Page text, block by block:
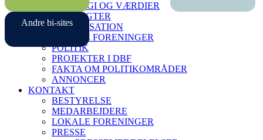
Andre bi-sites
STRATEGI OG VÆRDIER
VEDTÆGTER
ORGANISATION
LOKALE FORENINGER
POLITIK
PROJEKTER I DBF
FAKTA OM POLITIKOMRÅDER
ANNONCER
KONTAKT
BESTYRELSE
MEDARBEJDERE
LOKALE FORENINGER
PRESSE